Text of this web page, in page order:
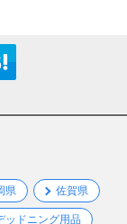
県 佐賀県
ッドニング用品